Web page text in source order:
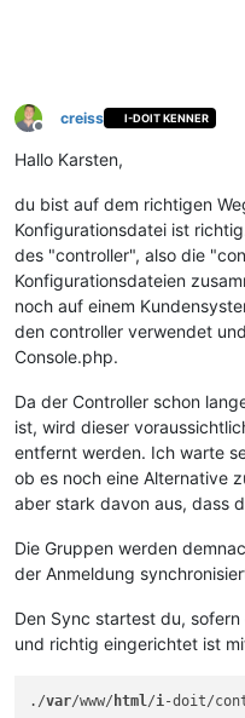
Offline
creiss I-DOIT KENNER
Hallo Karsten,
du bist auf dem richtigen
Konfigurationsdatei ist
des "controller", also die
Konfigurationsdateien
noch auf einem
den controller verwendet
Console.php.
Da der Controller schon
ist, wird dieser
entfernt werden. Ich warte
ob es noch eine Alternative
aber stark davon aus, dass
Die Gruppen werden
der Anmeldung
Den Sync startest du,
und richtig eingerichtet ist
./var/www/ html/i